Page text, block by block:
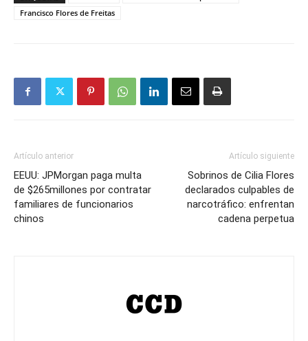
Francisco Flores de Freitas
Artículo anterior
EEUU: JPMorgan paga multa
de $265millones por contratar
familiares de funcionarios
chinos
Artículo siguiente
Sobrinos de Cilia Flores
declarados culpables de
narcotráfico: enfrentan
cadena perpetua